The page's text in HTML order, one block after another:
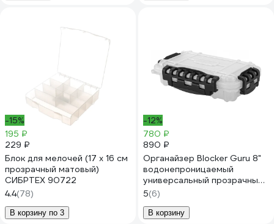
-15%
195 ₽
229 ₽
Блок для мелочей (17 x 16 см
прозрачный матовый)
СИБРТЕХ 90722
4.4(78)
В корзину по 3
-12%
780 ₽
890 ₽
Органайзер Blocker Guru 8"
водонепроницаемый
универсальный прозрачный
BR395210999
5(6)
В корзину